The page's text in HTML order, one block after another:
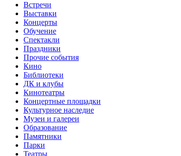
Встречи
Выставки
Концерты
Обучение
Спектакли
Праздники
Прочие события
Кино
Библиотеки
ДК и клубы
Кинотеатры
Концертные площадки
Культурное наследие
Музеи и галереи
Образование
Памятники
Парки
Театры